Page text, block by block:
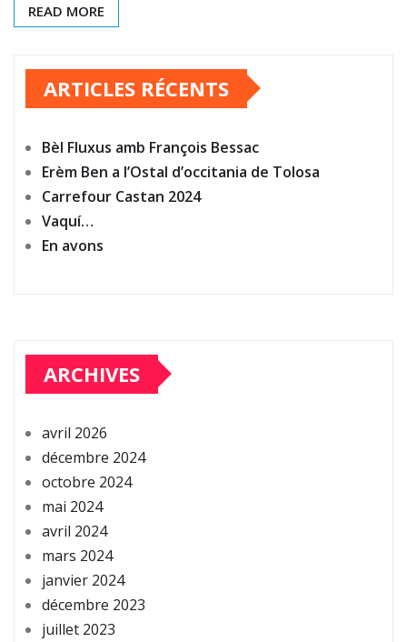
READ MORE
ARTICLES RÉCENTS
Bèl Fluxus amb François Bessac
Erèm Ben a l’Ostal d’occitania de Tolosa
Carrefour Castan 2024
Vaquí…
En avons
ARCHIVES
avril 2026
décembre 2024
octobre 2024
mai 2024
avril 2024
mars 2024
janvier 2024
décembre 2023
juillet 2023